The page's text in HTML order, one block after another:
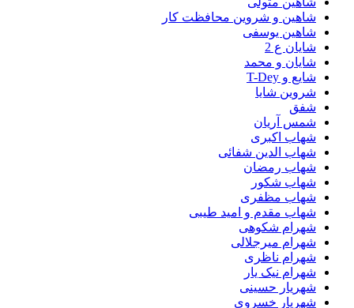
شاهین و شروین محافظت کار
شاهین یوسفی
شایان ع 2
شایان و محمد
شایع و T-Dey
شروین شایا
شفق
شمس آریان
شهاب اکبری
شهاب الدین شفائی
شهاب رمضان
شهاب شکور
شهاب مظفری
شهاب مقدم و امید طیبی
شهرام شکوهی
شهرام میرجلالی
شهرام ناظری
شهرام نیک یار
شهریار حسینی
شهریار خسروی